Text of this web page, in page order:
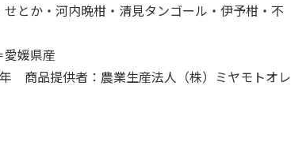
とか・河内晩柑・清見タンゴール・伊予柑・不
愛媛県産
商品提供者：農業生産法人（株）ミヤモトオレ